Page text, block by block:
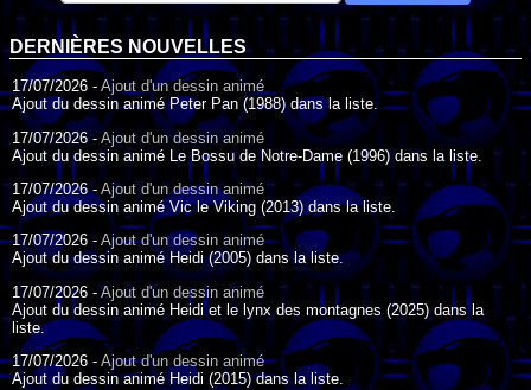
DERNIÈRES NOUVELLES
17/07/2026 - Ajout d'un dessin animé
Ajout du dessin animé Peter Pan (1988) dans la liste.
17/07/2026 -Ajout d'un dessin animé
Ajout du dessin animé Le Bossu de Notre-Dame (1996) dans la liste.
17/07/2026 - Ajout d'un dessin animé
Ajout du dessin animé Vic le Viking (2013) dans la liste.
17/07/2026 - Ajout d'un dessin animé
Ajout du dessin animé Heidi (2005) dans la liste.
17/07/2026 -Ajout d'un dessin animé
Ajout du dessin animé Heidi et le lynx des montagnes (2025) dans la
liste.
17/07/2026 - Ajout d'un dessin animé
Ajout du dessin animé Heidi (2015) dans la liste.